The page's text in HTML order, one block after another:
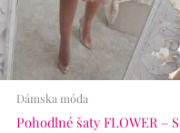
Dámska móda
Pohodlné šaty FLOWER – S